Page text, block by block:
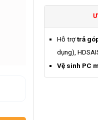
Hỗ trợtrả
dụng),
Vệ sinh PC